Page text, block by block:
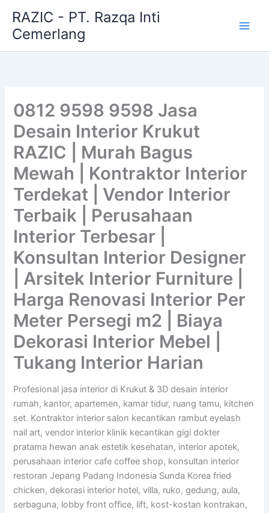
content
RAZIC - PT. Razqa Inti
Cemerlang
0812 9598 9598 Jasa
Desain Interior Krukut
RAZIC | Murah Bagus
Mewah | Kontraktor Interior
Terdekat | Vendor Interior
Terbaik | Perusahaan
Interior Terbesar |
Konsultan Interior Designer
| Arsitek Interior Furniture |
Harga Renovasi Interior Per
Meter Persegi m2 | Biaya
Dekorasi Interior Mebel |
Tukang Interior Harian
Profesional jasa interior di Krukut & 3D desain interior
rumah, kantor, apartemen, kamar tidur, ruang tamu, kitchen
set. Kontraktor interior salon kecantikan rambut eyelash
nail art, vendor interior klinik kecantikan gigi dokter
pratama hewan anak estetik kesehatan, interior apotek,
perusahaan interior cafe coffee shop, konsultan interior
restoran Jepang Padang Indonesia Sunda Korea fried
chicken, dekorasi interior hotel, villa, ruko, gedung, aula,
serbaguna, lobby front office, lift, kost-kostan kontrakan,